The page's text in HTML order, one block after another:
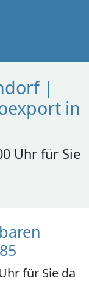
|
in
Uhr für Sie
für Sie da